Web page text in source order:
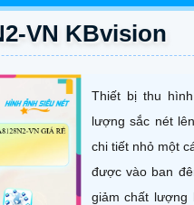
VN KBvision
Thiết bị thu
lượng sắc nét
chi tiết nhỏ một
được vào ban
giảm chất lượng